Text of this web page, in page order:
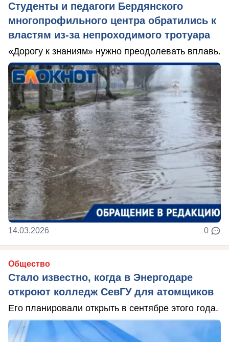
Студенты и педагоги Бердянского
многопрофильного центра обратились к
властям из-за непроходимого тротуара
«Дорогу к знаниям» нужно преодолевать вплавь.
14.03.2026 0
Общество
Стало известно, когда в Энергодаре
откроют колледж СевГУ для атомщиков
Его планировали открыть в сентябре этого года.